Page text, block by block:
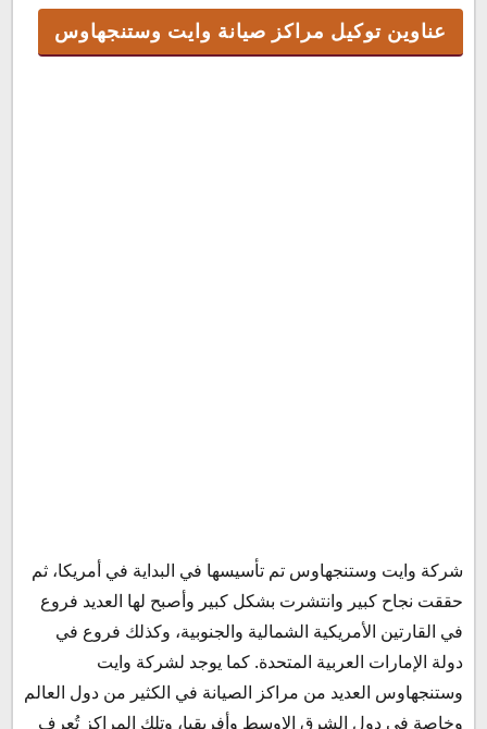
عناوين توكيل مراكز صيانة وايت وستنجهاوس
شركة وايت وستنجهاوس تم تأسيسها في البداية في أمريكا، ثم
حققت نجاح كبير وانتشرت بشكل كبير وأصبح لها العديد فروع
في القارتين الأمريكية الشمالية والجنوبية، وكذلك فروع في
دولة الإمارات العربية المتحدة. كما يوجد لشركة وايت
وستنجهاوس العديد من مراكز الصيانة في الكثير من دول العالم
وخاصة في دول الشرق الاوسط وأفريقيا، وتلك المراكز تُعرف